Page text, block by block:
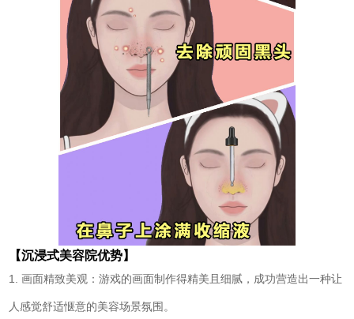
【沉浸式美容院优势】
1. 画面精致美观：游戏的画面制作得精美且细腻，成功营造出一种让
人感觉舒适惬意的美容场景氛围。